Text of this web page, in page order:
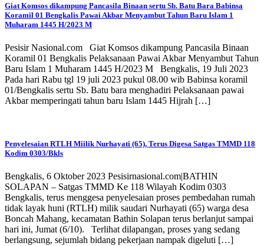
Giat Komsos dikampung Pancasila Binaan sertu Sb. Batu Bara Babinsa
Koramil 01 Bengkalis Pawai Akbar Menyambut Tahun Baru Islam 1
Muharam 1445 H/2023 M
Pesisir Nasional.com Giat Komsos dikampung Pancasila Binaan
Koramil 01 Bengkalis Pelaksanaan Pawai Akbar Menyambut Tahun
Baru Islam 1 Muharam 1445 H/2023 M Bengkalis, 19 Juli 2023
Pada hari Rabu tgl 19 juli 2023 pukul 08.00 wib Babinsa koramil
01/Bengkalis sertu Sb. Batu bara menghadiri Pelaksanaan pawai
Akbar memperingati tahun baru Islam 1445 Hijrah […]
Penyelesaian RTLH Miilik Nurhayati (65), Terus Digesa Satgas TMMD 118
Kodim 0303/Bkls
Bengkalis, 6 Oktober 2023 Pesisirnasional.com|BATHIN
SOLAPAN – Satgas TMMD Ke 118 Wilayah Kodim 0303
Bengkalis, terus menggesa penyelesaian proses pembedahan rumah
tidak layak huni (RTLH) milik saudari Nurhayati (65) warga desa
Boncah Mahang, kecamatan Bathin Solapan terus berlanjut sampai
hari ini, Jumat (6/10). Terlihat dilapangan, proses yang sedang
berlangsung, sejumlah bidang pekerjaan nampak digeluti […]